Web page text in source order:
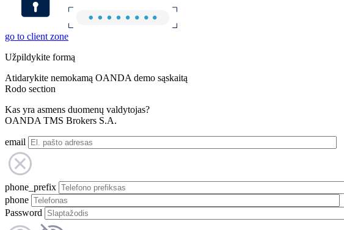
go to client zone
Užpildykite formą
Atidarykite nemokamą OANDA demo sąskaitą
Rodo section
Kas yra asmens duomenų valdytojas?
OANDA TMS Brokers S.A.
email
phone_prefix
phone
Password